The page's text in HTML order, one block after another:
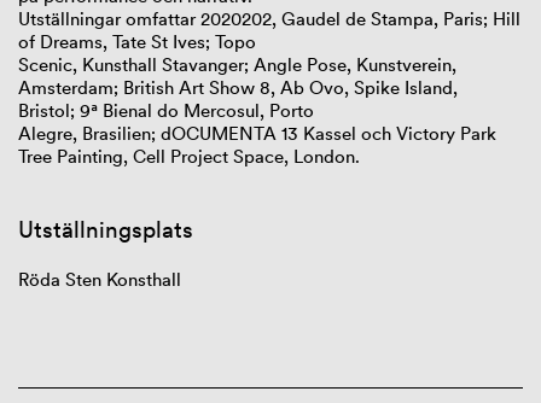
Utställningar omfattar 2020202, Gaudel de Stampa, Paris; Hill
of Dreams, Tate St Ives; Topo
Scenic, Kunsthall Stavanger; Angle Pose, Kunstverein,
Amsterdam; British Art Show 8, Ab Ovo, Spike Island,
Bristol; 9ª Bienal do Mercosul, Porto
Alegre, Brasilien; dOCUMENTA 13 Kassel och Victory Park
Tree Painting, Cell Project Space, London.
Utställningsplats
Röda Sten Konsthall